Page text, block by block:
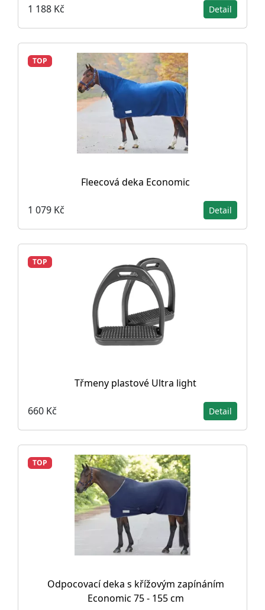
1 188 Kč Detail
TOP
Fleecová deka Economic
1 079 Kč Detail
TOP
Třmeny plastové Ultra light
660 Kč Detail
TOP
Odpocovací deka s křížovým zapínáním
Economic 75 - 155 cm